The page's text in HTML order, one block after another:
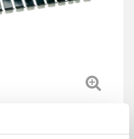
übersichtliche
in